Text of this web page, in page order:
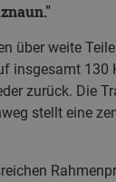
über weite
insgesamt
zurück. Die
stellt eine